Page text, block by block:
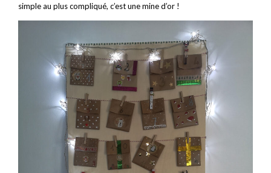
simple au plus compliqué, c’est une mine d’or !